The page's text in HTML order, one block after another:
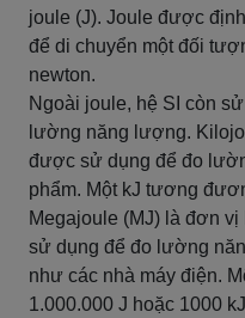
joule (J). Joule được
để di chuyển một đối
newton.
Ngoài joule, hệ SI còn
lường năng lượng.
được sử dụng để đo
phẩm. Một kJ tương
Megajoule (MJ) là đơn
sử dụng để đo lường
như các nhà máy điện.
1.000.000 J hoặc 1000